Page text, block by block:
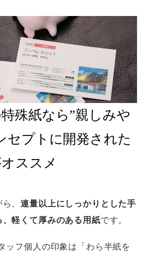
殊紙なら”親しみや
セプトに開発された
ススメ
ら、連量以上にしっかりとした手
軽くて厚みのある用紙です。
ッフ個人の印象は「わら半紙を